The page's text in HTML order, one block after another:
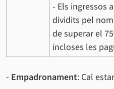
- Els ingressos
dividits pel
de superar el
incloses les
- Empadronament: Cal